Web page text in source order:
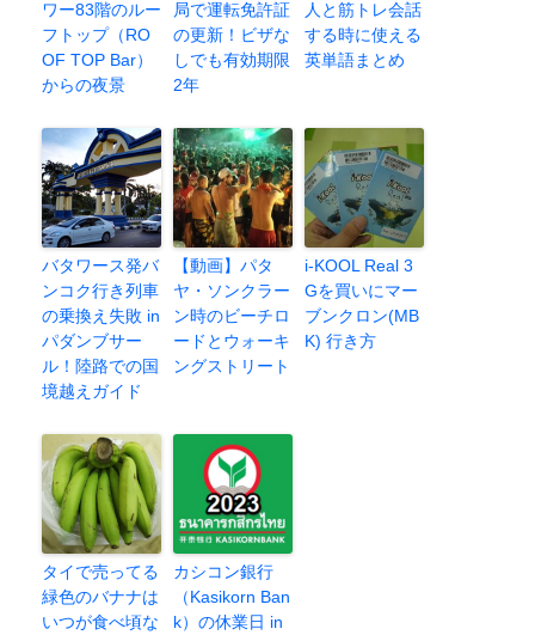
ワー83階のルー
フトップ（RO
OF TOP Bar）
からの夜景
局で運転免許証
の更新！ビザな
しでも有効期限
2年
人と筋トレ会話
する時に使える
英単語まとめ
バタワース発バ
ンコク行き列車
の乗換え失敗 in
パダンブサー
ル！陸路での国
境越えガイド
【動画】パタ
ヤ・ソンクラー
ン時のビーチロ
ードとウォーキ
ングストリート
i-KOOL Real 3
Gを買いにマー
ブンクロン(MB
K) 行き方
タイで売ってる
緑色のバナナは
いつが食べ頃な
カシコン銀行
（Kasikorn Ban
k）の休業日 in